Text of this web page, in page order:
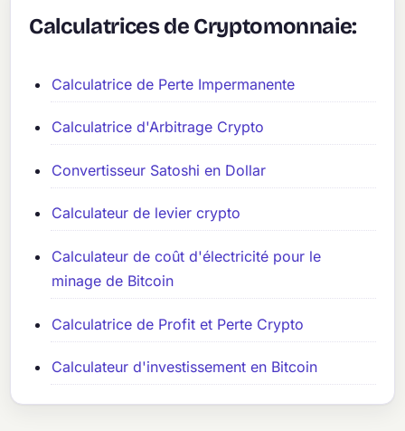
Calculatrices de Cryptomonnaie:
Calculatrice de Perte Impermanente
Calculatrice d'Arbitrage Crypto
Convertisseur Satoshi en Dollar
Calculateur de levier crypto
Calculateur de coût d'électricité pour le
minage de Bitcoin
Calculatrice de Profit et Perte Crypto
Calculateur d'investissement en Bitcoin